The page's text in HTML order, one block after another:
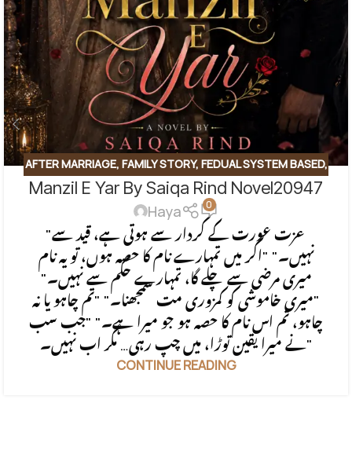
AFTER MARRIAGE, FAMILY STORY, FEDUAL SYSTEM BASED,
FORCED MARRIAGE BASED,REVENGE BASED NOVELS ,
ROMANTIC URDU NOVEL,RUDE HERO BASED
Manzil E Yar By Saiqa Rind Novel20947
Haya 0
"عزت عورت کے کردار سے ہوتی ہے، قید سے
نہیں۔" "اگر میں تمہارے نام کا حصہ ہوں، تو یہ نام
میری مرضی سے چلے گا، تمہارے حکم سے نہیں۔"
"میری خاموشی کو کمزوری مت سمجھنا۔" "تم چاہو یا نہ
چاہو، تم اس نام کا حصہ ہو جو میرا ہے۔" "جب سب
نے میرا یقین توڑا، میں چپ رہی… مگر اب نہیں۔"
CONTINUE READING